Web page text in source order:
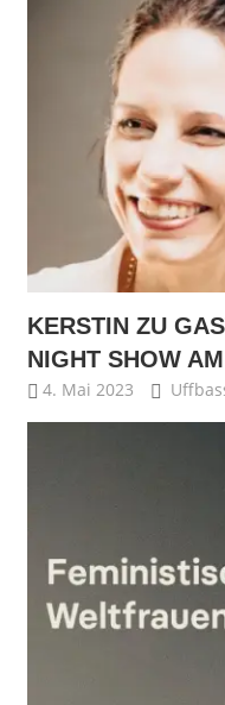
KERSTIN ZU
NIGHT SHOW
4. Mai 2023